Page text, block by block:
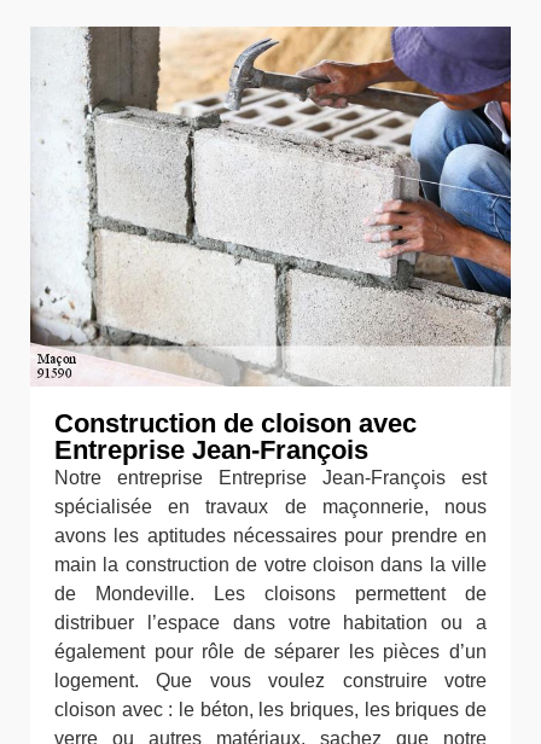
Construction de cloison avec
Entreprise Jean-François
Notre entreprise Entreprise Jean-François est
spécialisée en travaux de maçonnerie, nous
avons les aptitudes nécessaires pour prendre en
main la construction de votre cloison dans la ville
de Mondeville. Les cloisons permettent de
distribuer l’espace dans votre habitation ou a
également pour rôle de séparer les pièces d’un
logement. Que vous voulez construire votre
cloison avec : le béton, les briques, les briques de
verre ou autres matériaux, sachez que notre